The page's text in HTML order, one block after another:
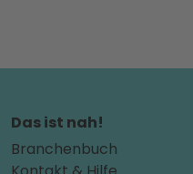
Das ist nah!
Branchenbuch